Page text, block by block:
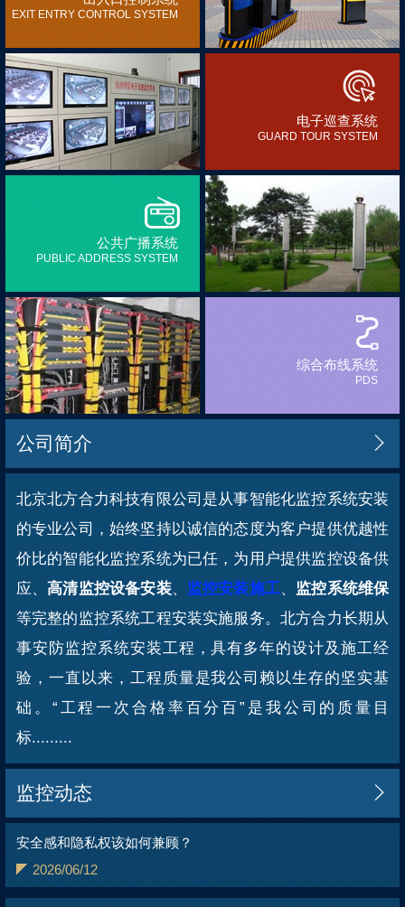
EXIT ENTRY CONTROL SYSTEM
电子巡查系统
GUARD TOUR SYSTEM
公共广播系统
PUBLIC ADDRESS SYSTEM
综合布线系统
PDS
公司简介 
北京北方合力科技有限公司是从事智能化监控系统安装
的专业公司，始终坚持以诚信的态度为客户提供优越性
价比的智能化监控系统为已任，为用户提供监控设备供
应、高清监控设备安装、 监控安装施工、 监控系统维保
等完整的监控系统工程安装实施服务。北方合力长期从
事安防监控系统安装工程，具有多年的设计及施工经
验，一直以来，工程质量是我公司赖以生存的坚实基
础。“工程一次合格率百分百”是我公司的质量目
标.........
监控动态 
安全感和隐私权该如何兼顾？
2026/06/12